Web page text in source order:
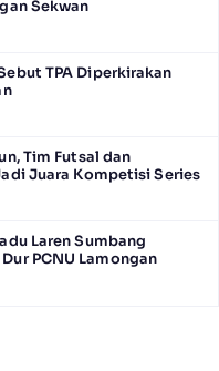
Sekwan
TPA Diperkirakan
Tim Futsal dan
Juara Kompetisi Series
Laren Sumbang
PCNU Lamongan